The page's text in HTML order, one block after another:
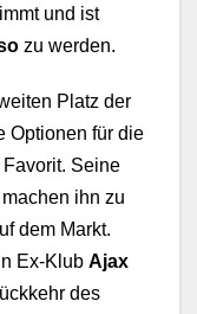
und ist
zu werden.
Platz der
Optionen für die
Seine
ihn zu
dem Markt.
Ex-Klub Ajax
des